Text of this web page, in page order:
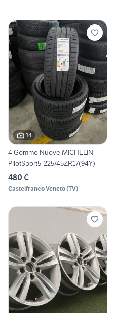
14
4 Gomme Nuove MICHELIN
PilotSport5-225/45ZR17(94Y)
480 €
Castelfranco Veneto(TV)